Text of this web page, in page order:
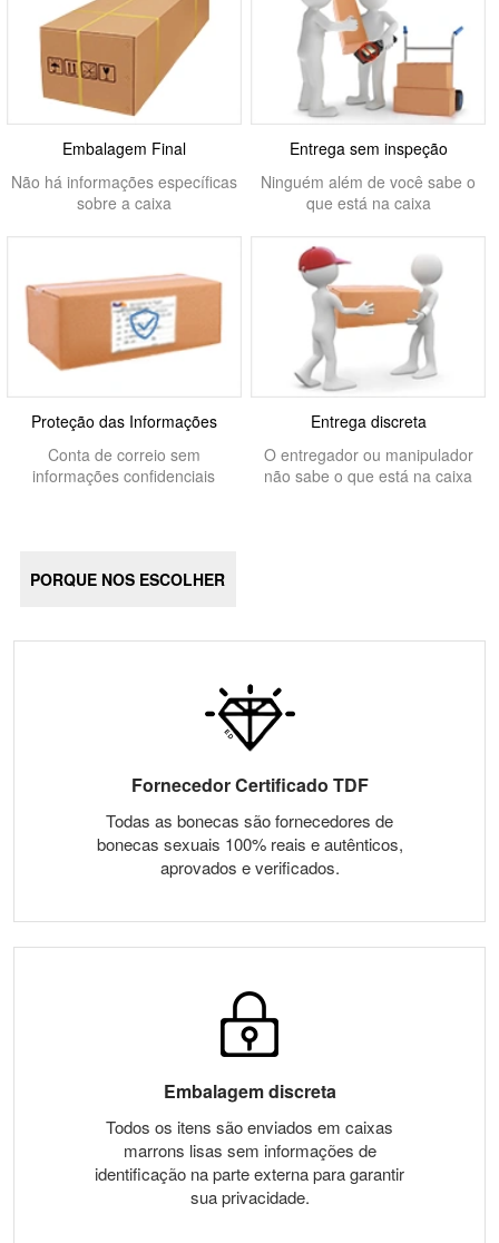
Embalagem Final
Não há informações específicas
sobre a caixa
Entrega sem inspeção
Ninguém além de você sabe o
que está na caixa
Proteção das Informações
Conta de correio sem
informações confidenciais
Entrega discreta
O entregador ou manipulador
não sabe o que está na caixa
PORQUE NOS ESCOLHER
Fornecedor Certificado TDF
Todas as bonecas são fornecedores de
bonecas sexuais 100% reais e autênticos,
aprovados e verificados.
Embalagem discreta
Todos os itens são enviados em caixas
marrons lisas sem informações de
identificação na parte externa para garantir
sua privacidade.